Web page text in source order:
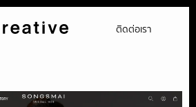
ติดต่อเรา